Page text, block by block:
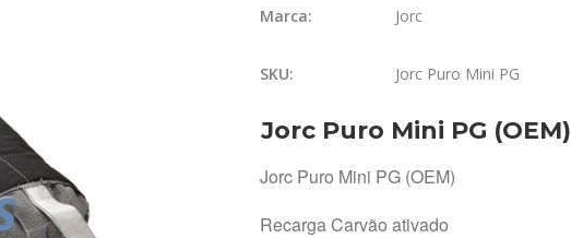
Marca: Jorc
SKU: Jorc Puro Mini PG
Jorc Puro Mini PG (OEM)
Jorc Puro Mini PG (OEM)
Recarga Carvão ativado